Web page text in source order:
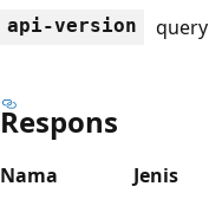
api-version query
Respons
Nama Jenis